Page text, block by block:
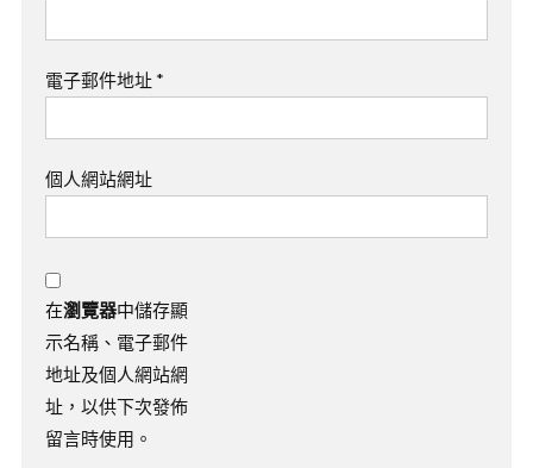
電子郵件地址 *
個人網站網址
在瀏覽器中儲存顯
示名稱、電子郵件
地址及個人網站網
址，以供下次發佈
留言時使用。